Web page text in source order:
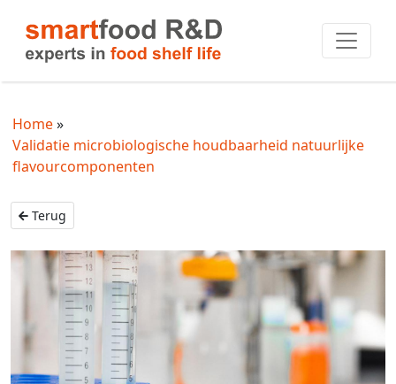
Home
Validatie microbiologische houdbaarheid natuurlijke
flavourcomponenten
Terug